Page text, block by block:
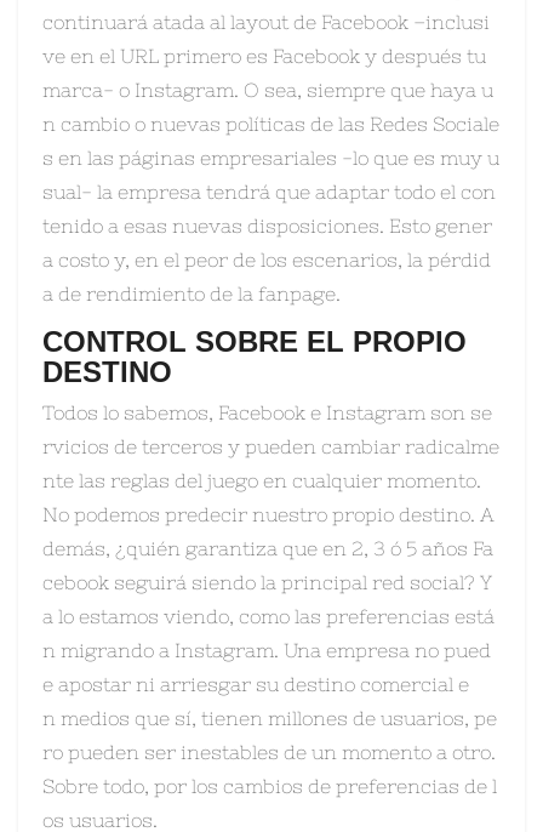
continuará atada al layout de Facebook –inclusi
ve en el URL primero es Facebook y después tu
marca- o Instagram. O sea, siempre que haya u
n cambio o nuevas políticas de las Redes Sociale
s en las páginas empresariales -lo que es muy u
sual- la empresa tendrá que adaptar todo el con
tenido a esas nuevas disposiciones. Esto gener
a costo y, en el peor de los escenarios, la pérdid
a de rendimiento de la fanpage.
CONTROL SOBRE EL PROPIO
DESTINO
Todos lo sabemos, Facebook e Instagram son se
rvicios de terceros y pueden cambiar radicalme
nte las reglas del juego en cualquier momento.
No podemos predecir nuestro propio destino. A
demás, ¿quién garantiza que en 2, 3 ó 5 años Fa
cebook seguirá siendo la principal red social? Y
a lo estamos viendo, como las preferencias está
n migrando a Instagram. Una empresa no pued
e apostar ni arriesgar su destino comercial e
n medios que sí, tienen millones de usuarios, pe
ro pueden ser inestables de un momento a otro.
Sobre todo, por los cambios de preferencias de l
os usuarios.